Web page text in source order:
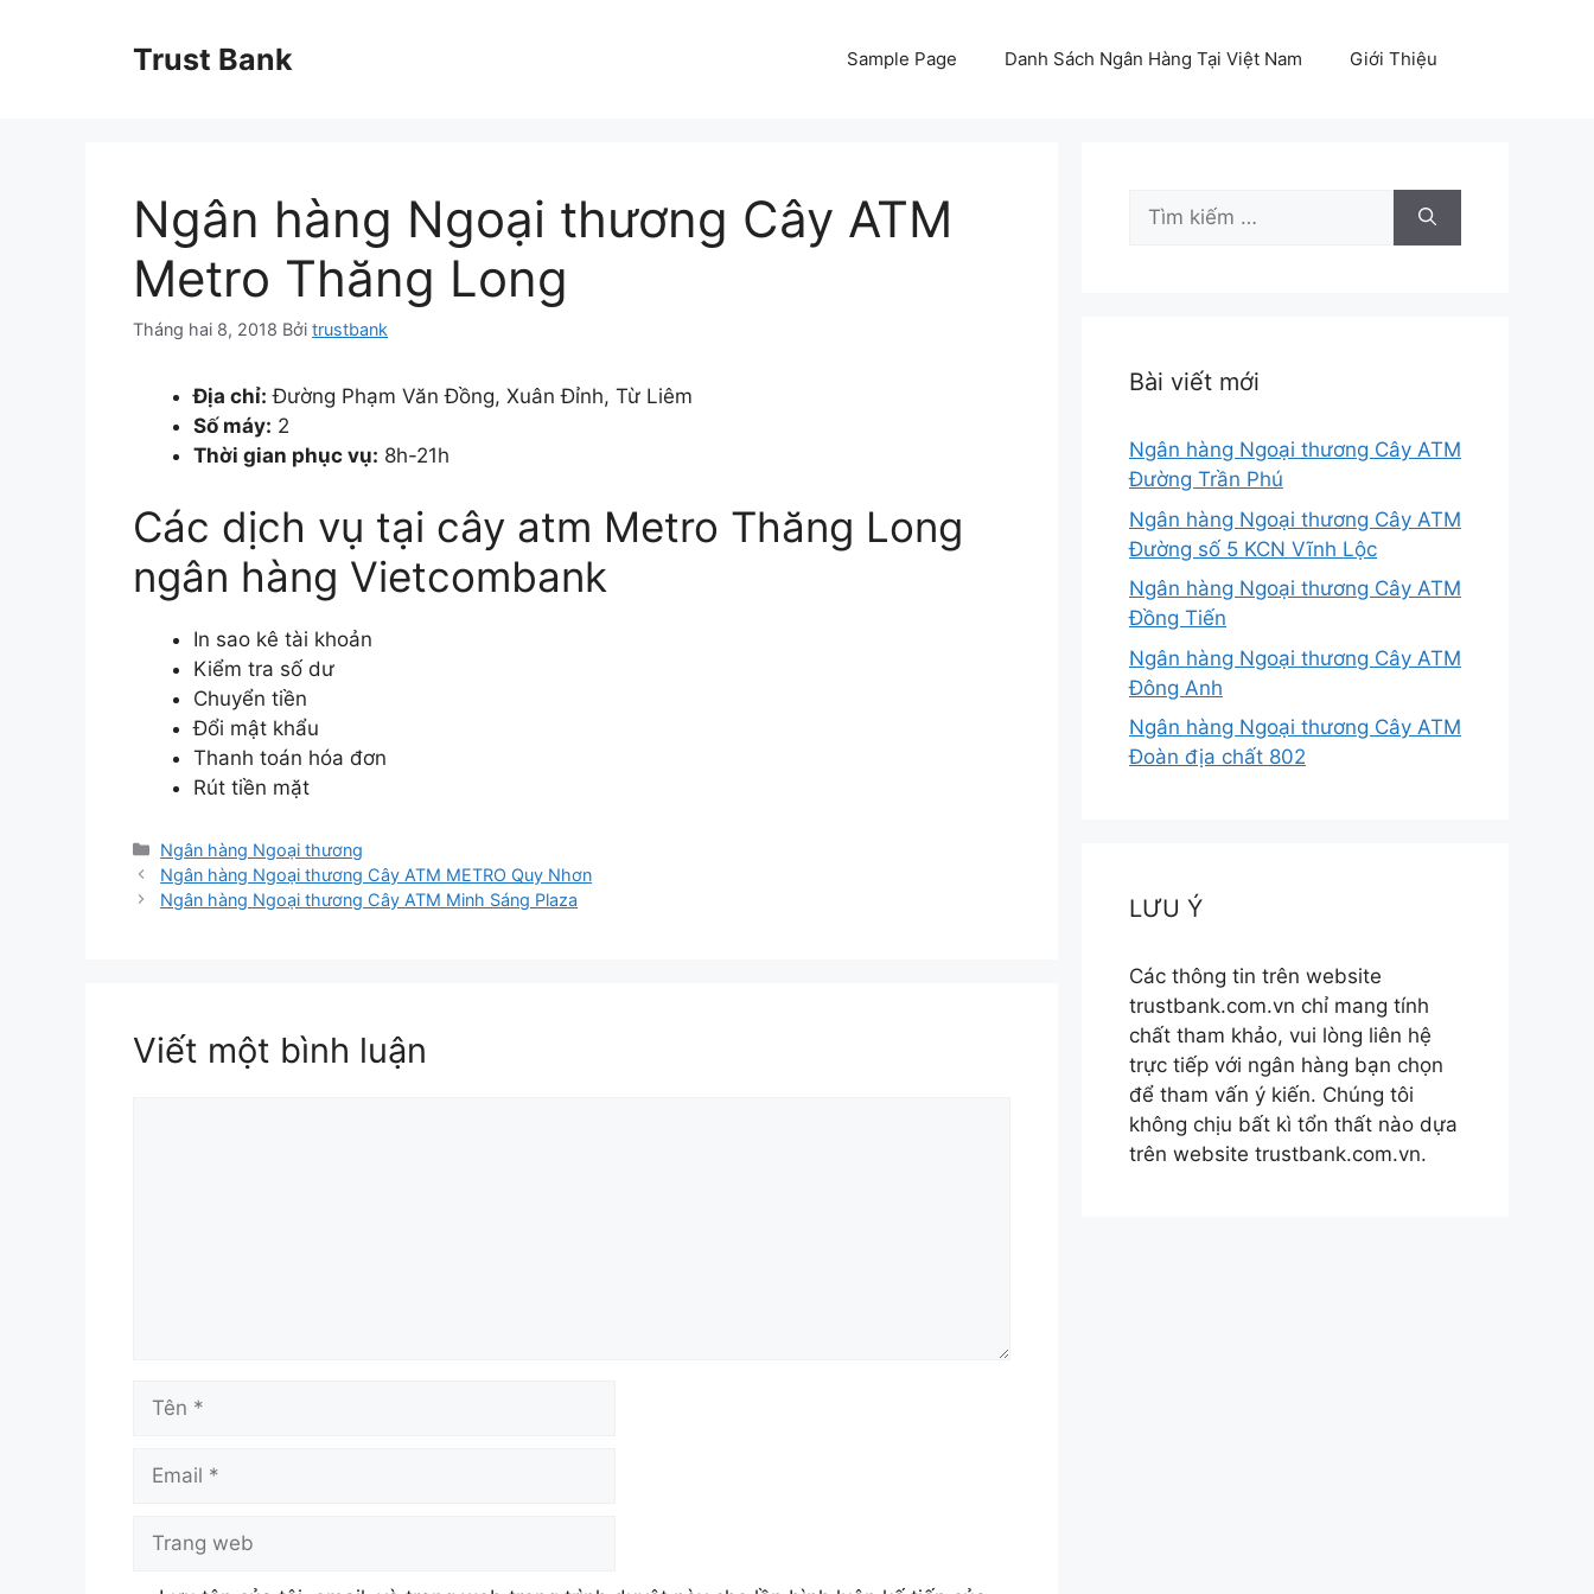
Trust Bank Sample Page Danh Sách Ngân Hàng Tại Việt Nam Giới Thiệu
Ngân hàng Ngoại thương Cây ATM
Metro Thăng Long
Tháng hai 8, 2018 Bởi trustbank
Địa chỉ: Đường Phạm Văn Đồng, Xuân Đỉnh, Từ Liêm
Số máy: 2
Thời gian phục vụ: 8h-21h
Các dịch vụ tại cây atm Metro Thăng Long
ngân hàng Vietcombank
In sao kê tài khoản
Kiểm tra số dư
Chuyển tiền
Đổi mật khẩu
Thanh toán hóa đơn
Rút tiền mặt
Danh
mục
Ngân hàng Ngoại thương
Ngân hàng Ngoại thương Cây ATM METRO Quy Nhơn
Ngân hàng Ngoại thương Cây ATM Minh Sáng Plaza
Viết một bình luận
web
Tìm
Bài viết mới
Ngân hàng Ngoại thương Cây ATM
Đường Trần Phú
Ngân hàng Ngoại thương Cây ATM
Đường số 5 KCN Vĩnh Lộc
Ngân hàng Ngoại thương Cây ATM
Đồng Tiến
Ngân hàng Ngoại thương Cây ATM
Đông Anh
Ngân hàng Ngoại thương Cây ATM
Đoàn địa chất 802
LƯU Ý
Các thông tin trên website
trustbank.com.vn chỉ mang tính
chất tham khảo, vui lòng liên hệ
trực tiếp với ngân hàng bạn chọn
để tham vấn ý kiến. Chúng tôi
không chịu bất kì tổn thất nào dựa
trên website trustbank.com.vn.